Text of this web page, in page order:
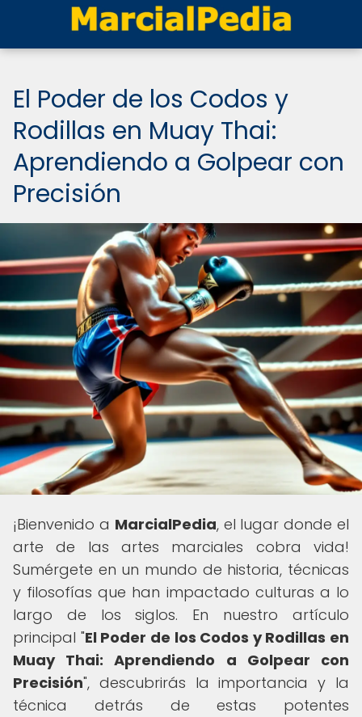
El Poder de los Codos y
Rodillas en Muay Thai:
Aprendiendo a Golpear con
Precisión
¡Bienvenido a MarcialPedia, el lugar donde el
arte de las artes marciales cobra vida!
Sumérgete en un mundo de historia, técnicas
y filosofías que han impactado culturas a lo
largo de los siglos. En nuestro artículo
principal "El Poder de los Codos y Rodillas en
Muay Thai: Aprendiendo a Golpear con
Precisión", descubrirás la importancia y la
técnica detrás de estas potentes